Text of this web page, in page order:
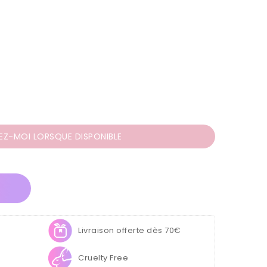
MOI LORSQUE DISPONIBLE
Livraison offerte dès 70€
Cruelty Free